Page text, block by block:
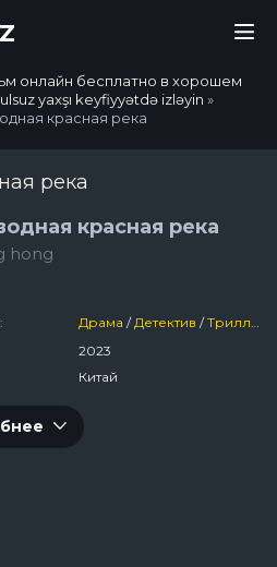
онлайн бесплатно в хорошем
yaxşı keyfiyyətdə izləyin »
красная река
река
красная река
hong
Драма /Детектив /Триллер
2023
Китай